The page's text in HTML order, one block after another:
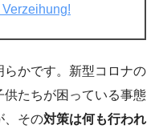
かです。新型コロナの
供たちが困っている事態
、その対策は何も行われ